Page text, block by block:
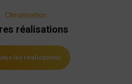
Climatisation
réalisations
les réalisations